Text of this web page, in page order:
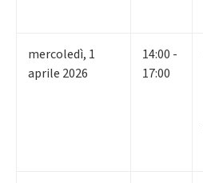
mercoledì, 1
aprile 2026
14:00 -
17:00